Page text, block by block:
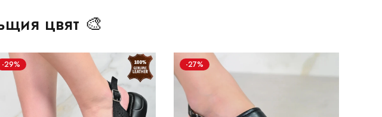
цвят 🎨
-29% -27%